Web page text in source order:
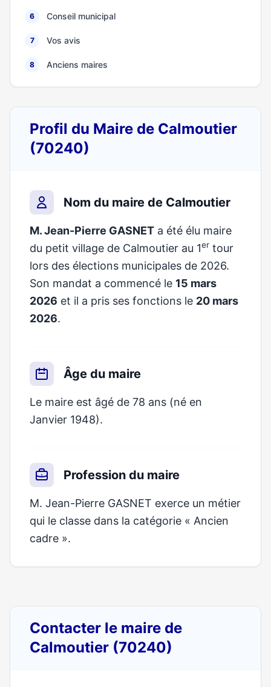
6 Conseil municipal
7 Vos avis
8 Anciens maires
Profil du Maire de Calmoutier
(70240)
Nom du maire de Calmoutier
M. Jean-Pierre GASNET a été élu maire
du petit village de Calmoutier au 1er tour
lors des élections municipales de 2026.
Son mandat a commencé le 15 mars
2026 et il a pris ses fonctions le 20 mars
2026.
Âge du maire
Le maire est âgé de 78 ans (né en
Janvier 1948).
Profession du maire
M. Jean-Pierre GASNET exerce un métier
qui le classe dans la catégorie « Ancien
cadre ».
Contacter le maire de
Calmoutier (70240)